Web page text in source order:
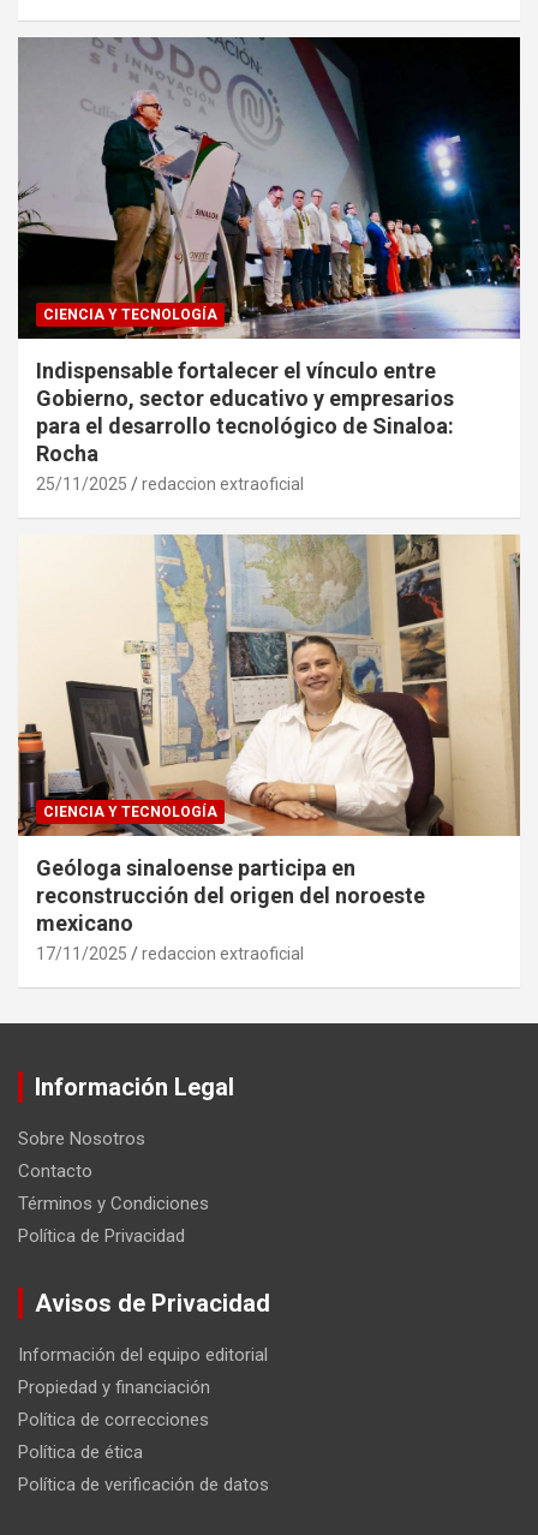
CIENCIA Y TECNOLOGÍA
Indispensable fortalecer el vínculo entre
Gobierno, sector educativo y empresarios
para el desarrollo tecnológico de Sinaloa:
Rocha
25/11/2025 redaccion extraoficial
CIENCIA Y TECNOLOGÍA
Geóloga sinaloense participa en
reconstrucción del origen del noroeste
mexicano
17/11/2025 redaccion extraoficial
Información Legal
Sobre Nosotros
Contacto
Términos y Condiciones
Política de Privacidad
Avisos de Privacidad
Información del equipo editorial
Propiedad y financiación
Política de correcciones
Política de ética
Política de verificación de datos